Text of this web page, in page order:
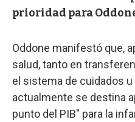
prioridad para
Oddone manifestó que,
salud, tanto en
el sistema de cuidados
actualmente se destina
punto del PIB" para la